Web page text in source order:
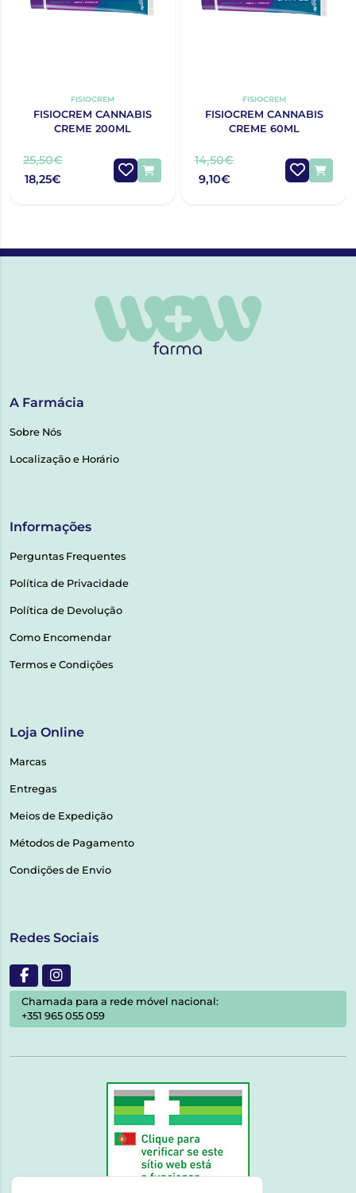
FISIOCREM
FISIOCREM CANNABIS
CREME 200ML
25,50€
18,25€
FISIOCREM
FISIOCREM CANNABIS
CREME 60ML
14,50€
9,10€
A Farmácia
Sobre Nós
Localização e Horário
Informações
Perguntas Frequentes
Política de Privacidade
Política de Devolução
Como Encomendar
Termos e Condições
Loja Online
Marcas
Entregas
Meios de Expedição
Métodos de Pagamento
Condições de Envio
Redes Sociais
Chamada para a rede móvel nacional:
+351 965 055 059